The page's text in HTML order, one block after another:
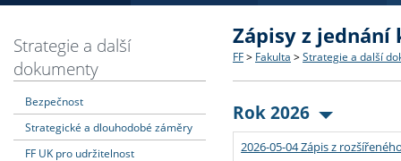
Dozvědět se více
Struktura a historie
Strategie a další
Podpora a benefity pro
Podat přihlášku
Co studovat a jak se
Učitelské studijní
Informace k průběhu
Dozvědět se více
Bakalářské a magisterské
Doktorské studium
Rigorózní řízení
Dozvědět se více
O vědě a výzkumu na FF
Akademické kvalifikace
Granty a projekty
Dozvědět se více
Aktuální nabídky a
Vyjíždějící studenti
Přijíždějící studenti
Strategie a další
dokumenty
Bezpečnost
Strategické a dlouhodobé záměry
FF UK pro udržitelnost
Zápisy z jednání
FF > Fakulta > Strategie a další
Rok 2026
2026-05-04 Zápis z